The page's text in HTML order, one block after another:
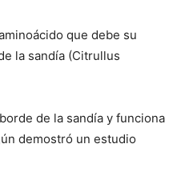
que debe su
la sandía (Citrullus
de la sandía y funciona
demostró un estudio